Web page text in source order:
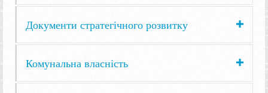
Документи стратегічного розвитку
Комунальна власність